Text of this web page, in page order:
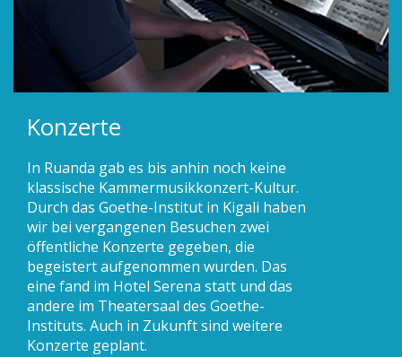
Konzerte
In Ruanda gab es bis anhin noch keine
klassische Kammermusikkonzert-Kultur.
Durch das Goethe-Institut in Kigali haben
wir bei vergangenen Besuchen zwei
öffentliche Konzerte gegeben, die
begeistert aufgenommen wurden. Das
eine fand im Hotel Serena statt und das
andere im Theatersaal des Goethe-
Instituts. Auch in Zukunft sind weitere
Konzerte geplant.